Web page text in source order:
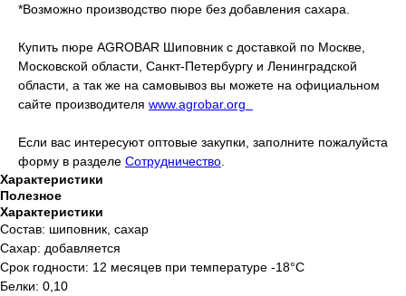
*Возможно производство пюре без добавления сахара.
Купить пюре AGROBAR Шиповник с доставкой по Москве,
Московской области, Санкт-Петербургу и Ленинградской
области, а так же на самовывоз вы можете на официальном
сайте производителя www.agrobar.org
Если вас интересуют оптовые закупки, заполните пожалуйста
форму в разделе Сотрудничество
Характеристики
Полезное
Характеристики
Состав: шиповник, сахар
Сахар: добавляется
Срок годности: 12 месяцев при температуре -18°C
Белки: 0,10